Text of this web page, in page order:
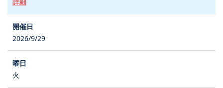
2026/9/29
火